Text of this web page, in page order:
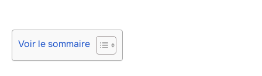
Voir le sommaire